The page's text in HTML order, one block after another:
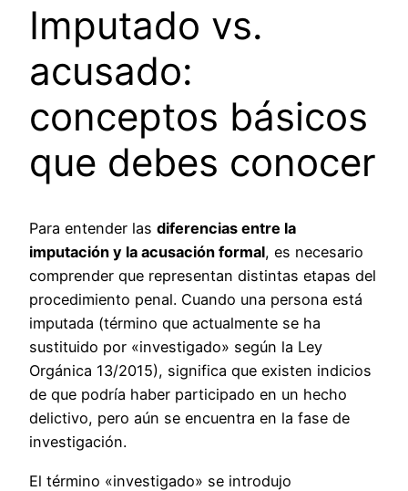
Imputado vs.
acusado:
conceptos básicos
que debes conocer
Para entender las diferencias entre la
imputación y la acusación formal, es necesario
comprender que representan distintas etapas del
procedimiento penal. Cuando una persona está
imputada (término que actualmente se ha
sustituido por «investigado» según la Ley
Orgánica 13/2015), significa que existen indicios
de que podría haber participado en un hecho
delictivo, pero aún se encuentra en la fase de
investigación.
El término «investigado» se introdujo